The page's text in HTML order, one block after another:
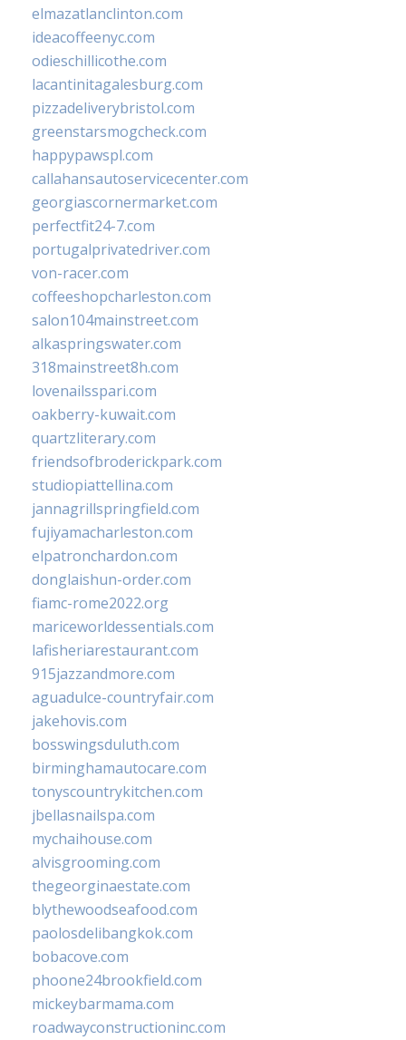
elmazatlanclinton.com
ideacoffeenyc.com
odieschillicothe.com
lacantinitagalesburg.com
pizzadeliverybristol.com
greenstarsmogcheck.com
happypawspl.com
callahansautoservicecenter.com
georgiascornermarket.com
perfectfit24-7.com
portugalprivatedriver.com
von-racer.com
coffeeshopcharleston.com
salon104mainstreet.com
alkaspringswater.com
318mainstreet8h.com
lovenailsspari.com
oakberry-kuwait.com
quartzliterary.com
friendsofbroderickpark.com
studiopiattellina.com
jannagrillspringfield.com
fujiyamacharleston.com
elpatronchardon.com
donglaishun-order.com
fiamc-rome2022.org
mariceworldessentials.com
lafisheriarestaurant.com
915jazzandmore.com
aguadulce-countryfair.com
jakehovis.com
bosswingsduluth.com
birminghamautocare.com
tonyscountrykitchen.com
jbellasnailspa.com
mychaihouse.com
alvisgrooming.com
thegeorginaestate.com
blythewoodseafood.com
paolosdelibangkok.com
bobacove.com
phoone24brookfield.com
mickeybarmama.com
roadwayconstructioninc.com